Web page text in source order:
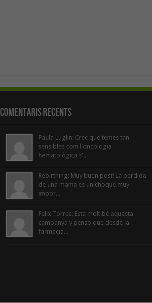
Comentaris Recents
Paula Luglin: Crec que temes tan
sensibles com l'oncologia
hematològica s'...
Rebirthing: Muy buen post! La perdida
de una mama es un choque muy
impor...
Felix Torres: Esta molt bé aquesta
campanya y penso que desde la
farmacia...